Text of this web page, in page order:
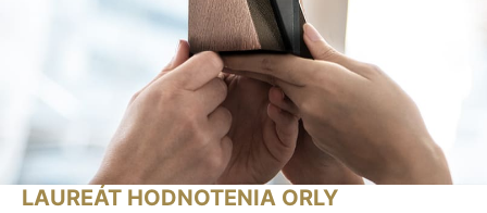
LAUREÁT HODNOTENIA ORLY